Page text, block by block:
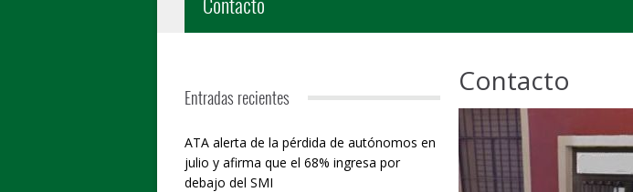
Entradas recientes
ATA alerta de la pérdida de autónomos en
julio y afirma que el 68% ingresa por
debajo del SMI
Contacto